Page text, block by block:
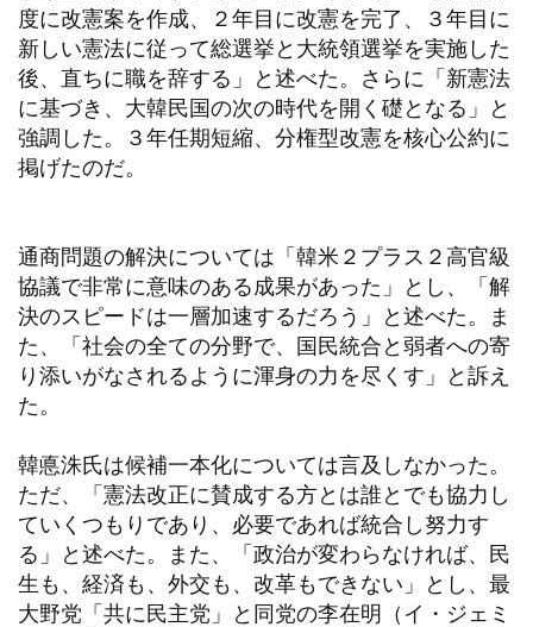
度に改憲案を作成、２年目に改憲を完了、３年目に
新しい憲法に従って総選挙と大統領選挙を実施した
後、直ちに職を辞する」と述べた。さらに「新憲法
に基づき、大韓民国の次の時代を開く礎となる」と
強調した。３年任期短縮、分権型改憲を核心公約に
掲げたのだ。
通商問題の解決については「韓米２プラス２高官級
協議で非常に意味のある成果があった」とし、「解
決のスピードは一層加速するだろう」と述べた。ま
た、「社会の全ての分野で、国民統合と弱者への寄
り添いがなされるように渾身の力を尽くす」と訴え
た。
韓悳洙氏は候補一本化については言及しなかった。
ただ、「憲法改正に賛成する方とは誰とでも協力し
ていくつもりであり、必要であれば統合し努力す
る」と述べた。また、「政治が変わらなければ、民
生も、経済も、外交も、改革もできない」とし、最
大野党「共に民主党」と同党の李在明（イ・ジェミ